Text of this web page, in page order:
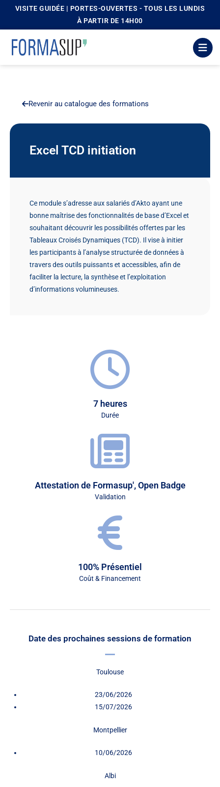
principalVISITE GUIDÉE | PORTES-OUVERTES - TOUS LES LUNDIS
À PARTIR DE 14H00
Revenir au catalogue des formations
Excel TCD initiation
Ce module s’adresse aux salariés d’Akto ayant une
bonne maîtrise des fonctionnalités de base d’Excel et
souhaitant découvrir les possibilités offertes par les
Tableaux Croisés Dynamiques (TCD). Il vise à initier
les participants à l’analyse structurée de données à
travers des outils puissants et accessibles, afin de
faciliter la lecture, la synthèse et l’exploitation
d’informations volumineuses.
7 heures
Durée
Attestation de Formasup', Open Badge
Validation
100% Présentiel
Coût & Financement
Date des prochaines sessions de formation
Toulouse
23/06/2026
15/07/2026
Montpellier
10/06/2026
Albi